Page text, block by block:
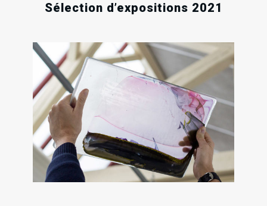
Sélection d’expositions 2021
09
Oct
2021
04
Sam
Déc
2021
RECHERCHE EN COURS
...